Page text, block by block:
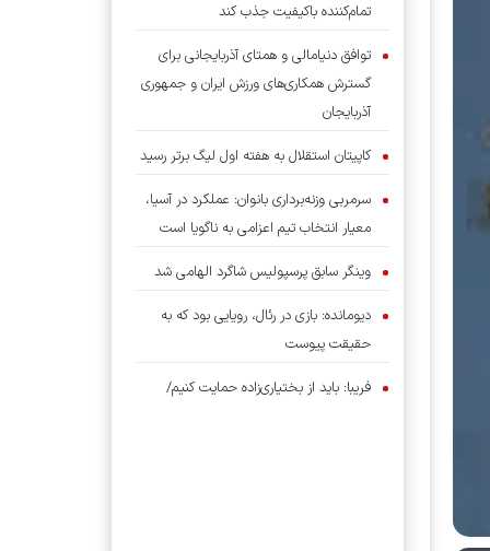
تمام‌کننده باکیفیت جذب کند
توافق دنیامالی و همتای آذربایجانی برای
گسترش همکاری‌های ورزش ایران و جمهوری
آذربایجان
کاپیتان استقلال به هفته اول لیگ برتر رسید
سرمربی وزنه‌برداری بانوان: عملکرد در آسیا،
معیار انتخاب تیم اعزامی به ناگویا است
وینگر سابق پرسپولیس شاگرد الهامی شد
دیومانده: بازی در رئال، رویایی بود که به
حقیقت پیوست
فریبا: باید از بختیاری‌زاده حمایت کنیم/